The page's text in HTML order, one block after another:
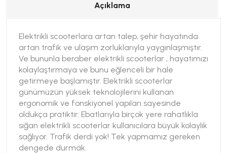
Açıklama
Elektrikli scooterlara artan talep, şehir hayatında
artan trafik ve ulaşım zorluklarıyla yaygınlaşmıştır.
Ve bununla beraber elektrikli scooterlar , hayatımızı
kolaylaştırmaya ve bunu eğlenceli bir hale
getirmeye başlamıştır. Elektrikli scooterlar
günümüzün yüksek teknolojilerini kullanan
ergonomik ve fonskiyonel yapıları sayesinde
oldukça pratiktir. Ebatlarıyla birçok yere rahatlıkla
sığan elektrikli scooterlar kullanıcılara büyük kolaylık
sağlıyor. Trafik derdi yok! Tek yapmamız gereken
dengede durmak.